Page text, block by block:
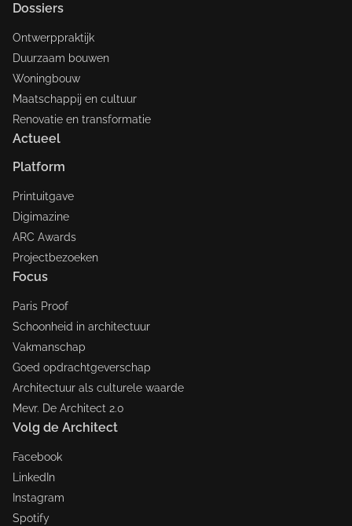
Dossiers
Ontwerppraktijk
Duurzaam bouwen
Woningbouw
Maatschappij en cultuur
Renovatie en transformatie
Actueel
Platform
Printuitgave
Digimazine
ARC Awards
Projectbezoeken
Focus
Paris Proof
Schoonheid in architectuur
Vakmanschap
Goed opdrachtgeverschap
Architectuur als culturele waarde
Mevr. De Architect 2.0
Volg de Architect
Facebook
LinkedIn
Instagram
Spotify